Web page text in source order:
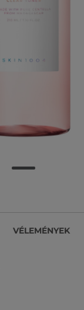
VÉLEMÉNYEK